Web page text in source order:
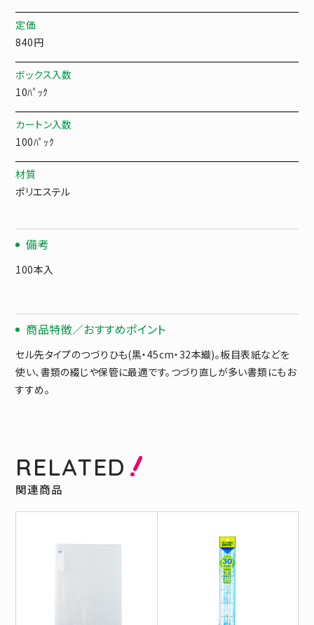
定価
840円
ボックス入数
10ﾊﾟｯｸ
カートン入数
100ﾊﾟｯｸ
材質
ポリエステル
備考
100本入
商品特徴／おすすめポイント
セル先タイプのつづりひも(黒・45cm・32本織)。板目表紙などを
使い、書類の綴じや保管に最適です。つづり直しが多い書類にもお
すすめ。
RELATED
関連商品